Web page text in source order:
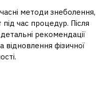
методи знеболення,
час процедур. Після
рекомендації
фізичної